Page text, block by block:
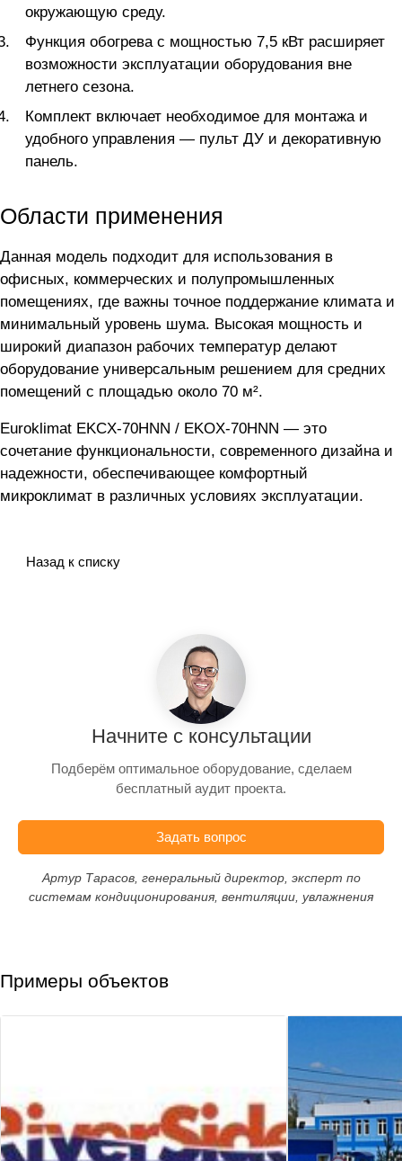
окружающую среду.
Функция обогрева с мощностью 7,5 кВт расширяет
возможности эксплуатации оборудования вне
летнего сезона.
Комплект включает необходимое для монтажа и
удобного управления — пульт ДУ и декоративную
панель.
Области применения
Данная модель подходит для использования в
офисных, коммерческих и полупромышленных
помещениях, где важны точное поддержание климата и
минимальный уровень шума. Высокая мощность и
широкий диапазон рабочих температур делают
оборудование универсальным решением для средних
помещений с площадью около 70 м².
Euroklimat EKCX-70HNN / EKOX-70HNN — это
сочетание функциональности, современного дизайна и
надежности, обеспечивающее комфортный
микроклимат в различных условиях эксплуатации.
Назад к списку
Начните с консультации
Подберём оптимальное оборудование, сделаем
бесплатный аудит проекта.
Задать вопрос
Артур Тарасов, генеральный директор, эксперт по
системам кондиционирования, вентиляции, увлажнения
Примеры объектов